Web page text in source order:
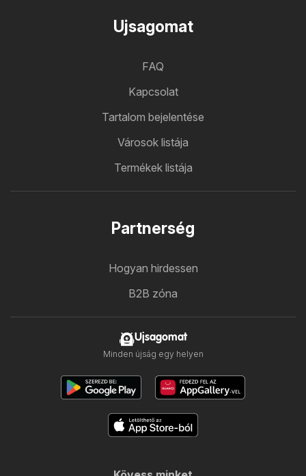
Ujsagomat
FAQ
Kapcsolat
Tartalom bejelentése
Városok listája
Termékek listája
Partnerség
Hogyan hirdessen
B2B zóna
Ujsagomat
Minden újság egy helyen